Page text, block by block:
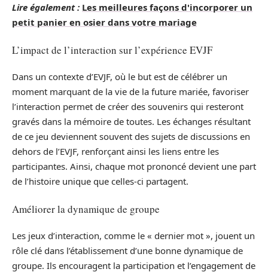
Lire également : Les meilleures façons d'incorporer un
petit panier en osier dans votre mariage
L’impact de l’interaction sur l’expérience EVJF
Dans un contexte d’EVJF, où le but est de célébrer un
moment marquant de la vie de la future mariée, favoriser
l’interaction permet de créer des souvenirs qui resteront
gravés dans la mémoire de toutes. Les échanges résultant
de ce jeu deviennent souvent des sujets de discussions en
dehors de l’EVJF, renforçant ainsi les liens entre les
participantes. Ainsi, chaque mot prononcé devient une part
de l’histoire unique que celles-ci partagent.
Améliorer la dynamique de groupe
Les jeux d’interaction, comme le « dernier mot », jouent un
rôle clé dans l’établissement d’une bonne dynamique de
groupe. Ils encouragent la participation et l’engagement de